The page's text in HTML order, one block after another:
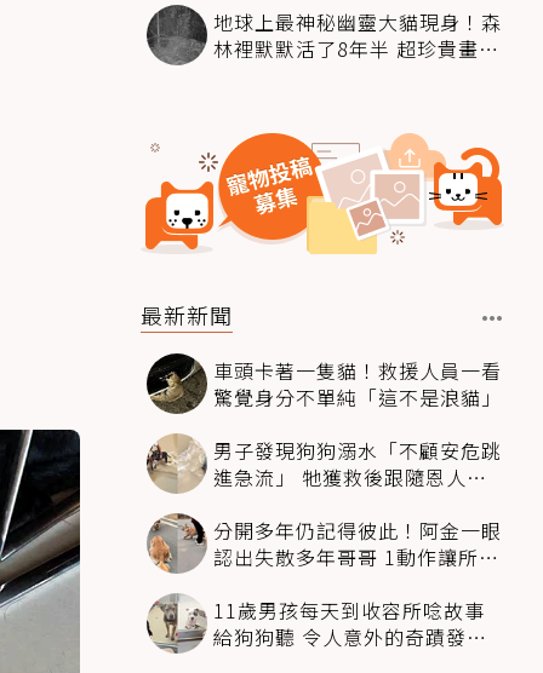
地球上最神秘幽靈大貓現身！森
林裡默默活了8年半 超珍貴畫面
最新新聞
車頭卡著一隻貓！救援人員一看
驚覺身分不單純「這不是浪貓」
男子發現狗狗溺水「不顧安危跳
進急流」 牠獲救後跟隨恩人不
分開多年仍記得彼此！阿金一眼
認出失散多年哥哥 1動作讓所有
11歲男孩每天到收容所唸故事
給狗狗聽 令人意外的奇蹟發生